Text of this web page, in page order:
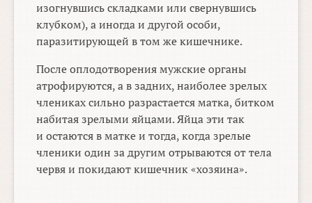
изогнувшись складками или свернувшись
клубком), а иногда и другой особи,
паразитирующей в том же кишечнике.
После оплодотворения мужские органы
атрофируются, а в задних, наиболее зрелых
члениках сильно разрастается матка, битком
набитая зрелыми яйцами. Яйца эти так
и остаются в матке и тогда, когда зрелые
членики один за другим отрываются от тела
червя и покидают кишечник «хозяина».